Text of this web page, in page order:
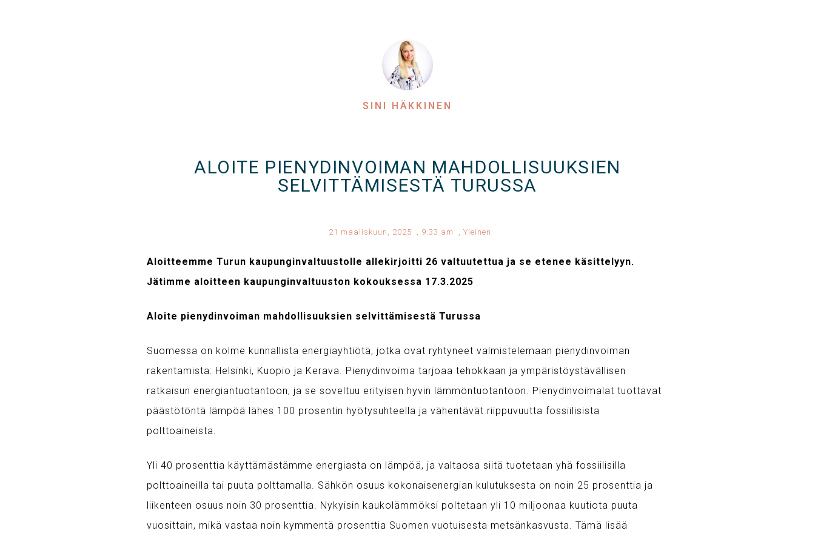
SINI HÄKKINEN
ALOITE PIENYDINVOIMAN MAHDOLLISUUKSIEN
SELVITTÄMISESTÄ TURUSSA
21 maaliskuun, 2025 , 9:33 am , Yleinen
Aloitteemme Turun kaupunginvaltuustolle allekirjoitti 26 valtuutettua ja se etenee käsittelyyn.
Jätimme aloitteen kaupunginvaltuuston kokouksessa 17.3.2025
Aloite pienydinvoiman mahdollisuuksien selvittämisestä Turussa
Suomessa on kolme kunnallista energiayhtiötä, jotka ovat ryhtyneet valmistelemaan pienydinvoiman
rakentamista: Helsinki, Kuopio ja Kerava. Pienydinvoima tarjoaa tehokkaan ja ympäristöystävällisen
ratkaisun energiantuotantoon, ja se soveltuu erityisen hyvin lämmöntuotantoon. Pienydinvoimalat tuottavat
päästötöntä lämpöä lähes 100 prosentin hyötysuhteella ja vähentävät riippuvuutta fossiilisista
polttoaineista.
Yli 40 prosenttia käyttämästämme energiasta on lämpöä, ja valtaosa siitä tuotetaan yhä fossiilisilla
polttoaineilla tai puuta polttamalla. Sähkön osuus kokonaisenergian kulutuksesta on noin 25 prosenttia ja
liikenteen osuus noin 30 prosenttia. Nykyisin kaukolämmöksi poltetaan yli 10 miljoonaa kuutiota puuta
vuosittain, mikä vastaa noin kymmentä prosenttia Suomen vuotuisesta metsänkasvusta. Tämä lisää